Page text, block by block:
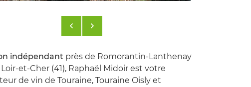
indépendant près de Romorantin-Lanthenay
et-Cher (41), Raphaël Midoir est votre
de vin de Touraine, Touraine Oisly et